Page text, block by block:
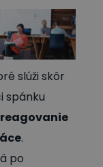
slúži skôr
spánku
.
po